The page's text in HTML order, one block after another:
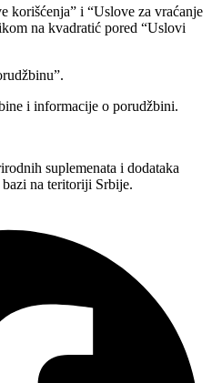
korišćenja” i “Uslove za vraćanje
na kvadratić pored “Uslovi
i informacije o porudžbini.
suplemenata i dodataka
na teritoriji Srbije.